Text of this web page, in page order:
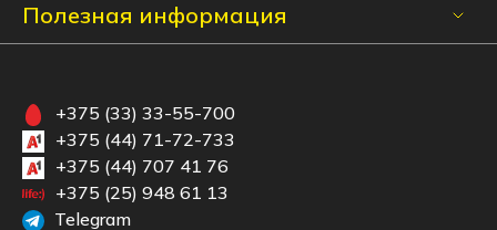
Полезная информация
+375 (33) 33-55-700
+375 (44) 71-72-733
+375 (44) 707 41 76
+375 (25) 948 61 13
Telegram